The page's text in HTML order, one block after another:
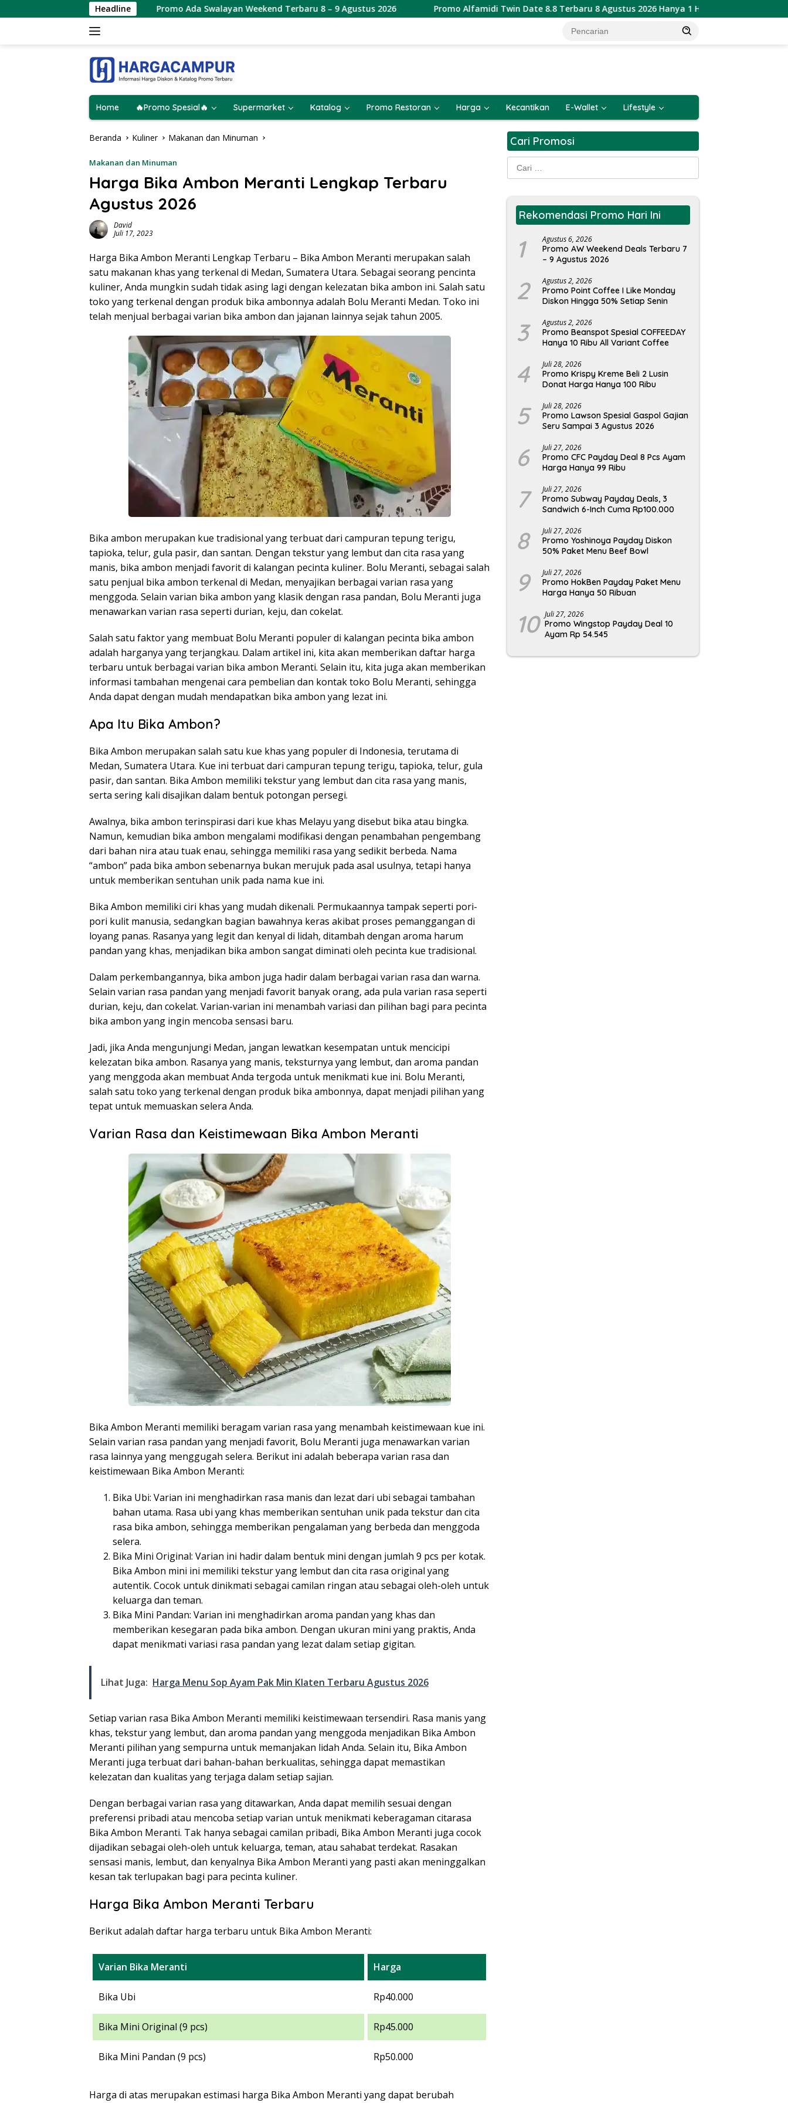
ke
Headline
Promo Ada Swalayan Weekend Terbaru 8 – 9 Agustus 2026 Promo Alfamidi Twin Date 8.8 Terbaru 8 Agustus 2026 Hanya 1 Hari Katalog Promo PSM
Home 🔥Promo Spesial🔥 Supermarket Katalog Promo Restoran Harga Kecantikan E-Wallet Lifestyle
Beranda Kuliner Makanan dan Minuman
Makanan dan Minuman
Harga Bika Ambon Meranti Lengkap Terbaru
Agustus 2026
David
Juli 17, 2023
Harga Bika Ambon Meranti Lengkap Terbaru – Bika Ambon Meranti merupakan salah
satu makanan khas yang terkenal di Medan, Sumatera Utara. Sebagai seorang pencinta
kuliner, Anda mungkin sudah tidak asing lagi dengan kelezatan bika ambon ini. Salah satu
toko yang terkenal dengan produk bika ambonnya adalah Bolu Meranti Medan. Toko ini
telah menjual berbagai varian bika ambon dan jajanan lainnya sejak tahun 2005.
Bika ambon merupakan kue tradisional yang terbuat dari campuran tepung terigu,
tapioka, telur, gula pasir, dan santan. Dengan tekstur yang lembut dan cita rasa yang
manis, bika ambon menjadi favorit di kalangan pecinta kuliner. Bolu Meranti, sebagai salah
satu penjual bika ambon terkenal di Medan, menyajikan berbagai varian rasa yang
menggoda. Selain varian bika ambon yang klasik dengan rasa pandan, Bolu Meranti juga
menawarkan varian rasa seperti durian, keju, dan cokelat.
Salah satu faktor yang membuat Bolu Meranti populer di kalangan pecinta bika ambon
adalah harganya yang terjangkau. Dalam artikel ini, kita akan memberikan daftar harga
terbaru untuk berbagai varian bika ambon Meranti. Selain itu, kita juga akan memberikan
informasi tambahan mengenai cara pembelian dan kontak toko Bolu Meranti, sehingga
Anda dapat dengan mudah mendapatkan bika ambon yang lezat ini.
Apa Itu Bika Ambon?
Bika Ambon merupakan salah satu kue khas yang populer di Indonesia, terutama di
Medan, Sumatera Utara. Kue ini terbuat dari campuran tepung terigu, tapioka, telur, gula
pasir, dan santan. Bika Ambon memiliki tekstur yang lembut dan cita rasa yang manis,
serta sering kali disajikan dalam bentuk potongan persegi.
Awalnya, bika ambon terinspirasi dari kue khas Melayu yang disebut bika atau bingka.
Namun, kemudian bika ambon mengalami modifikasi dengan penambahan pengembang
dari bahan nira atau tuak enau, sehingga memiliki rasa yang sedikit berbeda. Nama
“ambon” pada bika ambon sebenarnya bukan merujuk pada asal usulnya, tetapi hanya
untuk memberikan sentuhan unik pada nama kue ini.
Bika Ambon memiliki ciri khas yang mudah dikenali. Permukaannya tampak seperti pori-
pori kulit manusia, sedangkan bagian bawahnya keras akibat proses pemanggangan di
loyang panas. Rasanya yang legit dan kenyal di lidah, ditambah dengan aroma harum
pandan yang khas, menjadikan bika ambon sangat diminati oleh pecinta kue tradisional.
Dalam perkembangannya, bika ambon juga hadir dalam berbagai varian rasa dan warna.
Selain varian rasa pandan yang menjadi favorit banyak orang, ada pula varian rasa seperti
durian, keju, dan cokelat. Varian-varian ini menambah variasi dan pilihan bagi para pecinta
bika ambon yang ingin mencoba sensasi baru.
Jadi, jika Anda mengunjungi Medan, jangan lewatkan kesempatan untuk mencicipi
kelezatan bika ambon. Rasanya yang manis, teksturnya yang lembut, dan aroma pandan
yang menggoda akan membuat Anda tergoda untuk menikmati kue ini. Bolu Meranti,
salah satu toko yang terkenal dengan produk bika ambonnya, dapat menjadi pilihan yang
tepat untuk memuaskan selera Anda.
Varian Rasa dan Keistimewaan Bika Ambon Meranti
Bika Ambon Meranti memiliki beragam varian rasa yang menambah keistimewaan kue ini.
Selain varian rasa pandan yang menjadi favorit, Bolu Meranti juga menawarkan varian
rasa lainnya yang menggugah selera. Berikut ini adalah beberapa varian rasa dan
keistimewaan Bika Ambon Meranti:
Bika Ubi: Varian ini menghadirkan rasa manis dan lezat dari ubi sebagai tambahan
bahan utama. Rasa ubi yang khas memberikan sentuhan unik pada tekstur dan cita
rasa bika ambon, sehingga memberikan pengalaman yang berbeda dan menggoda
selera.
Bika Mini Original: Varian ini hadir dalam bentuk mini dengan jumlah 9 pcs per kotak.
Bika Ambon mini ini memiliki tekstur yang lembut dan cita rasa original yang
autentik. Cocok untuk dinikmati sebagai camilan ringan atau sebagai oleh-oleh untuk
keluarga dan teman.
Bika Mini Pandan: Varian ini menghadirkan aroma pandan yang khas dan
memberikan kesegaran pada bika ambon. Dengan ukuran mini yang praktis, Anda
dapat menikmati variasi rasa pandan yang lezat dalam setiap gigitan.
Lihat Juga: Harga Menu Sop Ayam Pak Min Klaten Terbaru Agustus 2026
Setiap varian rasa Bika Ambon Meranti memiliki keistimewaan tersendiri. Rasa manis yang
khas, tekstur yang lembut, dan aroma pandan yang menggoda menjadikan Bika Ambon
Meranti pilihan yang sempurna untuk memanjakan lidah Anda. Selain itu, Bika Ambon
Meranti juga terbuat dari bahan-bahan berkualitas, sehingga dapat memastikan
kelezatan dan kualitas yang terjaga dalam setiap sajian.
Dengan berbagai varian rasa yang ditawarkan, Anda dapat memilih sesuai dengan
preferensi pribadi atau mencoba setiap varian untuk menikmati keberagaman citarasa
Bika Ambon Meranti. Tak hanya sebagai camilan pribadi, Bika Ambon Meranti juga cocok
dijadikan sebagai oleh-oleh untuk keluarga, teman, atau sahabat terdekat. Rasakan
sensasi manis, lembut, dan kenyalnya Bika Ambon Meranti yang pasti akan meninggalkan
kesan tak terlupakan bagi para pecinta kuliner.
Harga Bika Ambon Meranti Terbaru
Berikut adalah daftar harga terbaru untuk Bika Ambon Meranti:
Varian Bika Meranti Harga
Bika Ubi Rp40.000
Bika Mini Original (9 pcs) Rp45.000
Bika Mini Pandan (9 pcs) Rp50.000
Harga di atas merupakan estimasi harga Bika Ambon Meranti yang dapat berubah
Cari Promosi
Cari
untuk:
Rekomendasi Promo Hari Ini
1 Agustus 6, 2026
Promo AW Weekend Deals Terbaru 7
– 9 Agustus 2026
2 Agustus 2, 2026
Promo Point Coffee I Like Monday
Diskon Hingga 50% Setiap Senin
3 Agustus 2, 2026
Promo Beanspot Spesial COFFEEDAY
Hanya 10 Ribu All Variant Coffee
4 Juli 28, 2026
Promo Krispy Kreme Beli 2 Lusin
Donat Harga Hanya 100 Ribu
5 Juli 28, 2026
Promo Lawson Spesial Gaspol Gajian
Seru Sampai 3 Agustus 2026
6 Juli 27, 2026
Promo CFC Payday Deal 8 Pcs Ayam
Harga Hanya 99 Ribu
7 Juli 27, 2026
Promo Subway Payday Deals, 3
Sandwich 6-Inch Cuma Rp100.000
8 Juli 27, 2026
Promo Yoshinoya Payday Diskon
50% Paket Menu Beef Bowl
9 Juli 27, 2026
Promo HokBen Payday Paket Menu
Harga Hanya 50 Ribuan
10 Juli 27, 2026
Promo Wingstop Payday Deal 10
Ayam Rp 54.545